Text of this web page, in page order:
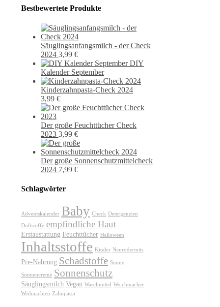
Bestbewertete Produkte
Säuglingsanfangsmilch - der Check
2024 3,99 €
DIY
Kalender September
Kinderzahnpasta-Check 2024
3,99 €
Der große Feuchttücher Check
2023 3,99 €
Der große Sonnenschutzmittelcheck
2024 7,99 €
Schlagwörter
Adventskalender Baby Check Detergenzien
Duftstoffe empfindliche Haut
Erstaustattung Feuchttücher Halloween
Inhaltsstoffe Kinder Neurodermits
Pre-Nahrung Schadstoffe Sonne
Sonnencreme Sonnenschutz
Säuglingsmilch Vegan Waschmittel Weichmacher
Weihnachten Zahnpasta